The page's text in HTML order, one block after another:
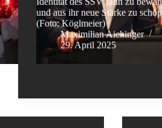
und aus ihr neue Stärke zu
(Foto: Köglmeier)
Maximilian Aichinger
29. April 2025